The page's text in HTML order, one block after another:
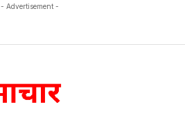
- Advertisement -